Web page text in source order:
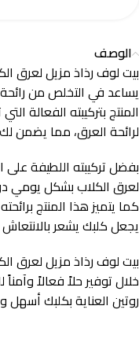
الوصف
يساعد في التخلص من
المنتج بتركيبته الفعالة
لرائحة العرق، مما يضمن
بفضل تركيبته اللطيفة
لعرق الكلاب بشكل يومي
كما يتميز هذا المنتج
يجعل كلبك يشعر
خلال توفير حلاً فعالاً
روتين العناية بكلبك أسهل